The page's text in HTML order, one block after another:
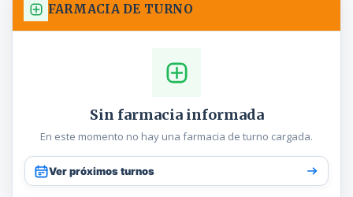
FARMACIA DE TURNO
Sin farmacia informada
En este momento no hay una farmacia de turno cargada.
Ver próximos turnos